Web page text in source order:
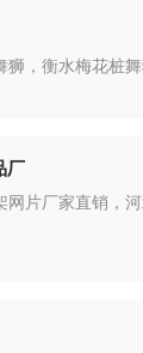
狮，衡水梅花桩
厂
网片厂家直销，